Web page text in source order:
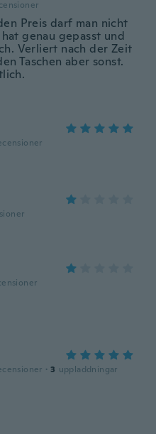
Preis darf man nicht
genau gepasst und
Verliert nach der Zeit
Taschen aber sonst.
· 3 uppladdningar